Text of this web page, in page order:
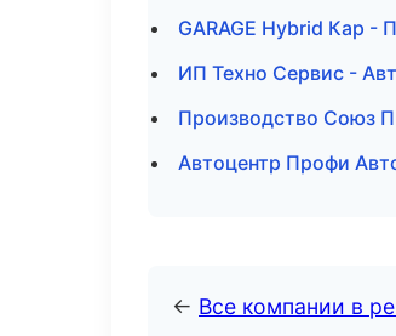
GARAGE Hybrid Кар -
ИП Техно Сервис -
Производство Союз
Автоцентр Профи
← Все компании в